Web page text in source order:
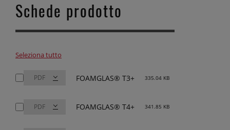
Schede prodotto
Seleziona tutto
FOAMGLAS® T3+ 335.04 KB
FOAMGLAS® T4+ 341.85 KB